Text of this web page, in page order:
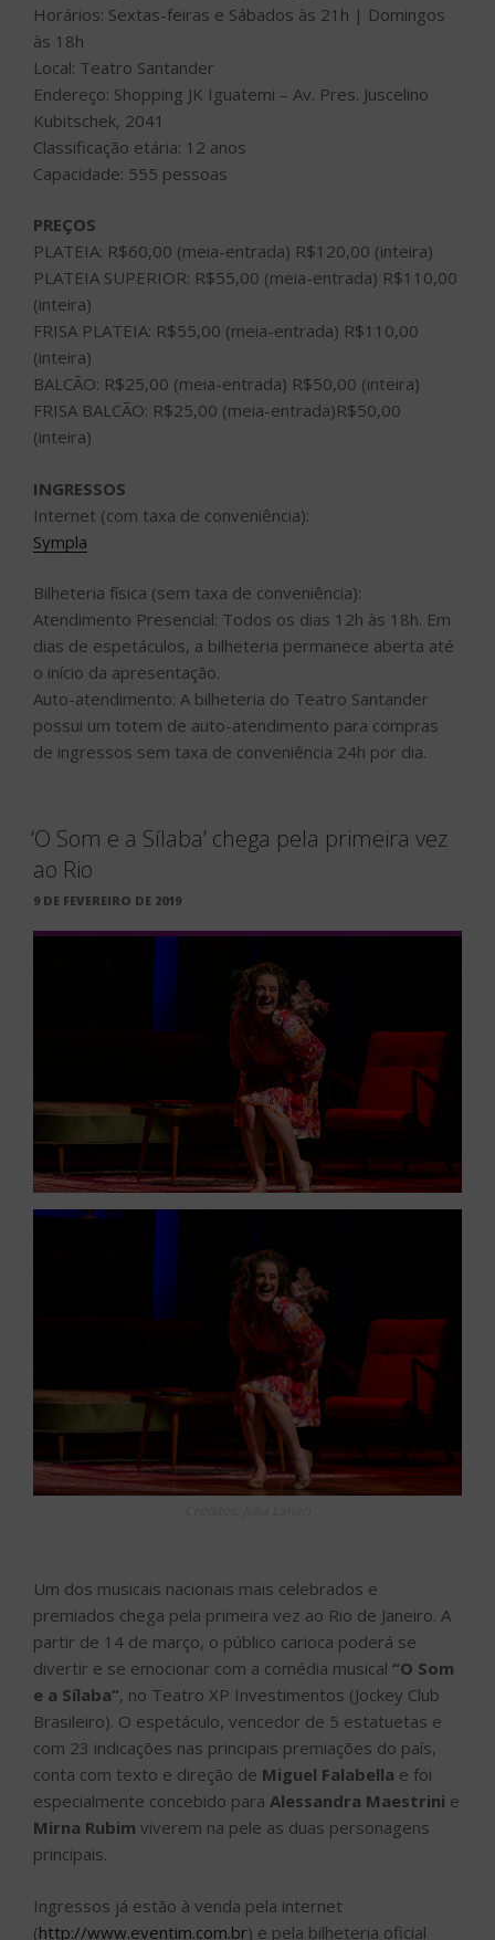
Horários: Sextas-feiras e Sábados às 21h | Domingos
às 18h
Local: Teatro Santander
Endereço: Shopping JK Iguatemi – Av. Pres. Juscelino
Kubitschek, 2041
Classificação etária: 12 anos
Capacidade: 555 pessoas
PREÇOS
PLATEIA: R$60,00 (meia-entrada) R$120,00 (inteira)
PLATEIA SUPERIOR: R$55,00 (meia-entrada) R$110,00
(inteira)
FRISA PLATEIA: R$55,00 (meia-entrada) R$110,00
(inteira)
BALCÃO: R$25,00 (meia-entrada) R$50,00 (inteira)
FRISA BALCÃO: R$25,00 (meia-entrada)R$50,00
(inteira)
INGRESSOS
Internet (com taxa de conveniência):
Sympla
Bilheteria física (sem taxa de conveniência):
Atendimento Presencial: Todos os dias 12h às 18h. Em
dias de espetáculos, a bilheteria permanece aberta até
o início da apresentação.
Auto-atendimento: A bilheteria do Teatro Santander
possui um totem de auto-atendimento para compras
de ingressos sem taxa de conveniência 24h por dia.
‘O Som e a Sílaba’ chega pela primeira vez
ao Rio
PUBLICADO
9 DE FEVEREIRO DE 2019
Um dos musicais nacionais mais celebrados e
premiados chega pela primeira vez ao Rio de Janeiro. A
partir de 14 de março, o público carioca poderá se
divertir e se emocionar com a comédia musical “O Som
e a Sílaba”, no Teatro XP Investimentos (Jockey Club
Brasileiro). O espetáculo, vencedor de 5 estatuetas e
com 23 indicações nas principais premiações do país,
conta com texto e direção de Miguel Falabella e foi
especialmente concebido para Alessandra Maestrini e
Mirna Rubim viverem na pele as duas personagens
principais.
Ingressos já estão à venda pela internet
(http://www.eventim.com.br) e pela bilheteria oficial